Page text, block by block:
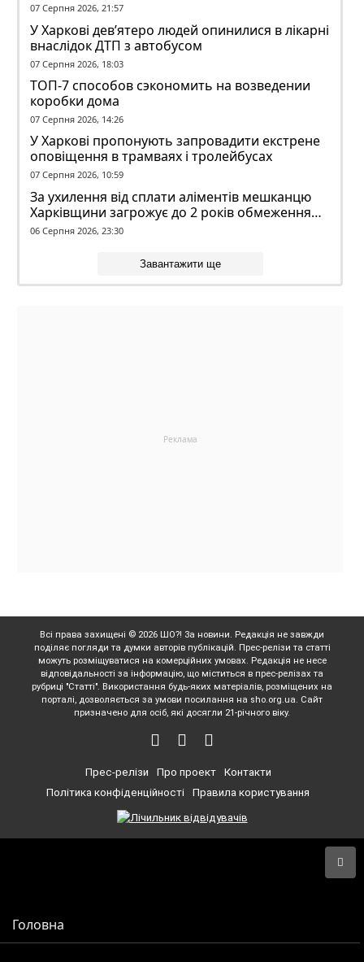
07 Серпня 2026, 21:57
У Харкові дев’ятеро людей опинилися в лікарні
внаслідок ДТП з автобусом
07 Серпня 2026, 18:03
ТОП-7 способов сэкономить на возведении
коробки дома
07 Серпня 2026, 14:26
У Харкові пропонують запровадити екстрене
оповіщення в трамваях і тролейбусах
07 Серпня 2026, 10:59
За ухилення від сплати аліментів мешканцю
Харківщини загрожує до 2 років обмеження
волі
06 Серпня 2026, 23:30
Завантажити ще
Всі права захищені © 2026 ШО?! За новини. Редакція не завжди
поділяє погляди та думки авторів публікацій. Прес-релізи та статті
можуть розміщуватися на комерційних умовах. Редакція не несе
відповідальності за інформацію, що міститься в прес-релізах та
рубриці "Статті". Використання будь-яких матеріалів, розміщених на
порталі, дозволяється за умови посилання на sho.org.ua. Сайт
призначено для осіб, які досягли 21-річного віку.
Прес-релізи Про проект
Контакти
Політика конфіденційності
Правила користування
Головна